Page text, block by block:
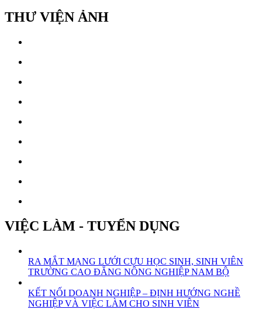
THƯ VIỆN ẢNH
VIỆC LÀM - TUYỂN DỤNG
RA MẮT MẠNG LƯỚI CỰU HỌC SINH, SINH VIÊN
TRƯỜNG CAO ĐẲNG NÔNG NGHIỆP NAM BỘ
KẾT NỐI DOANH NGHIỆP – ĐỊNH HƯỚNG NGHỀ
NGHIỆP VÀ VIỆC LÀM CHO SINH VIÊN